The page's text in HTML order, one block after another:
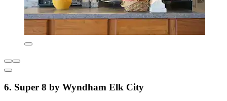
6. Super 8 by Wyndham Elk City